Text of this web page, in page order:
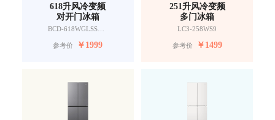
618升风冷变频
对开门冰箱
BCD-618WGLSSEDW9
参考价 ￥1999
251升风冷变频
多门冰箱
LC3-258WS9
参考价 ￥1499